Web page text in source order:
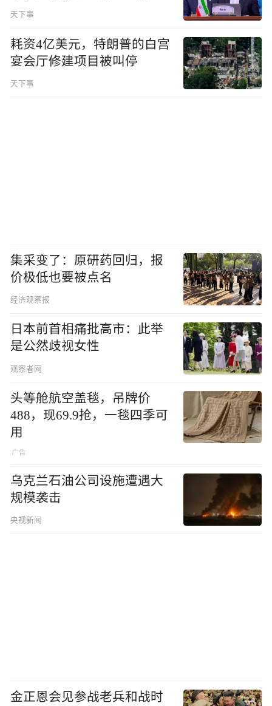
天下事
耗资4亿美元，特朗普的白宫
宴会厅修建项目被叫停
天下事
集采变了：原研药回归，报
价极低也要被点名
经济观察报
日本前首相痛批高市：此举
是公然歧视女性
观察者网
头等舱航空盖毯，吊牌价
488，现69.9抢，一毯四季可
用
乌克兰石油公司设施遭遇大
规模袭击
央视新闻
金正恩会见参战老兵和战时